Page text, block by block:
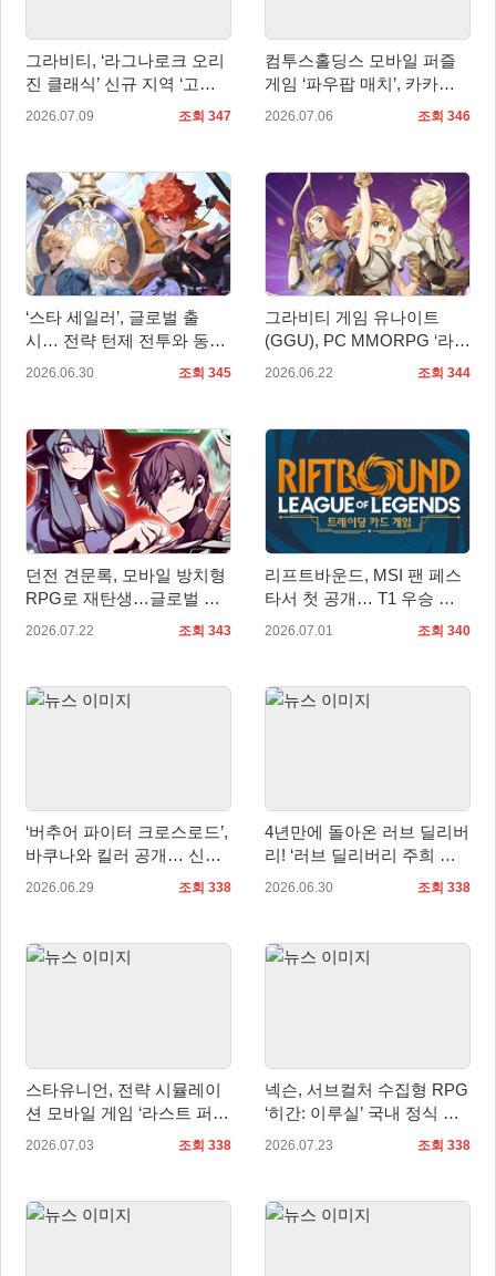
그라비티, ‘라그나로크 오리
진 클래식’ 신규 지역 ‘고성’
및 신규 직업 ‘건슬링거’ 업
2026.07.09 조회 347
컴투스홀딩스 모바일 퍼즐
게임 ‘파우팝 매치’, 카카오
톡과 카카오페이에서 먼저
2026.07.06 조회 346
‘스타 세일러’, 글로벌 출
시… 전략 턴제 전투와 동화
풍 세계관 선보여
2026.06.30 조회 345
그라비티 게임 유나이트
(GGU), PC MMORPG ‘라그
나로크 제로: 글로벌’ 2차
2026.06.22 조회 344
던전 견문록, 모바일 방치형
RPG로 재탄생…글로벌 사
전예약 개시
2026.07.22 조회 343
리프트바운드, MSI 팬 페스
타서 첫 공개… T1 우승 기
념 카드 전시
2026.07.01 조회 340
‘버추어 파이터 크로스로드’,
바쿠나와 킬러 공개… 신규
스토리 영상 선보여
2026.06.29 조회 338
4년만에 돌아온 러브 딜리버
리! ‘러브 딜리버리 주희 애
프터 스토리’ 발매 확정
2026.06.30 조회 338
스타유니언, 전략 시뮬레이
션 모바일 게임 ‘라스트 퍼
리: 서바이벌’ 양대 마켓 정
2026.07.03 조회 338
넥슨, 서브컬처 수집형 RPG
‘히간: 이루실’ 국내 정식 출
시
2026.07.23 조회 338